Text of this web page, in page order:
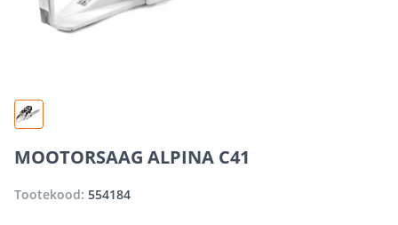
MOOTORSAAG ALPINA C41
Tootekood: 554184